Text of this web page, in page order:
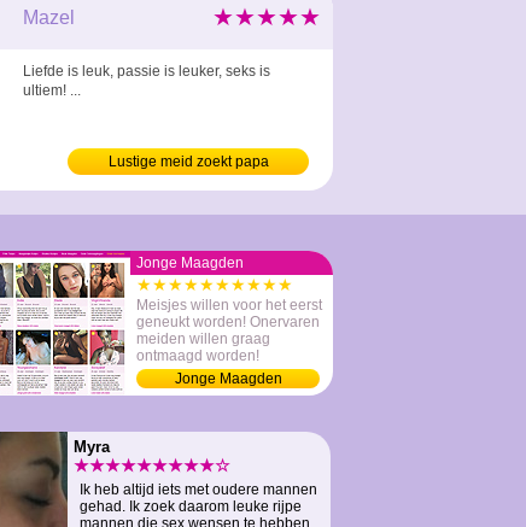
★★★★★
Mazel
Liefde is leuk, passie is leuker, seks is
ultiem! ...
Lustige meid zoekt papa
Jonge Maagden
★★★★★★★★★★
Meisjes willen voor het eerst
geneukt worden! Onervaren
meiden willen graag
ontmaagd worden!
Jonge Maagden
Myra
★★★★★★★★★☆
Ik heb altijd iets met oudere mannen
gehad. Ik zoek daarom leuke rijpe
mannen die sex wensen te hebben